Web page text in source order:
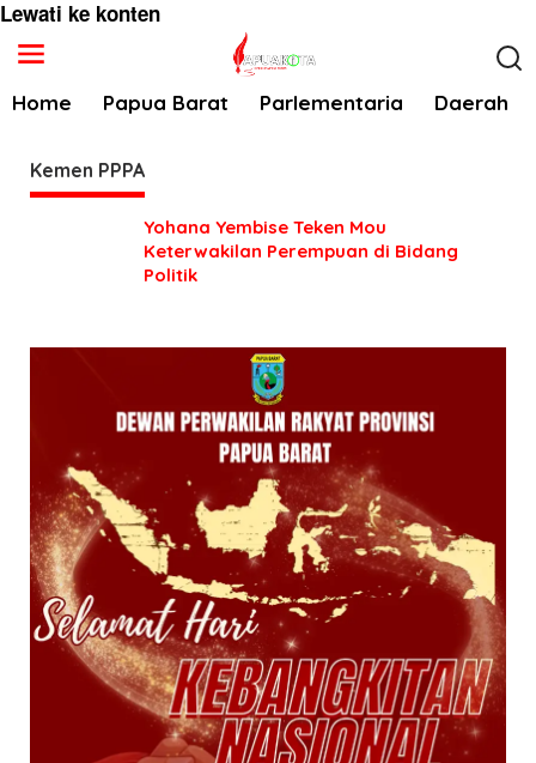
Lewati ke konten
Home Papua Barat Parlementaria Daerah
Kemen PPPA
Yohana Yembise Teken Mou
Keterwakilan Perempuan di Bidang
Politik